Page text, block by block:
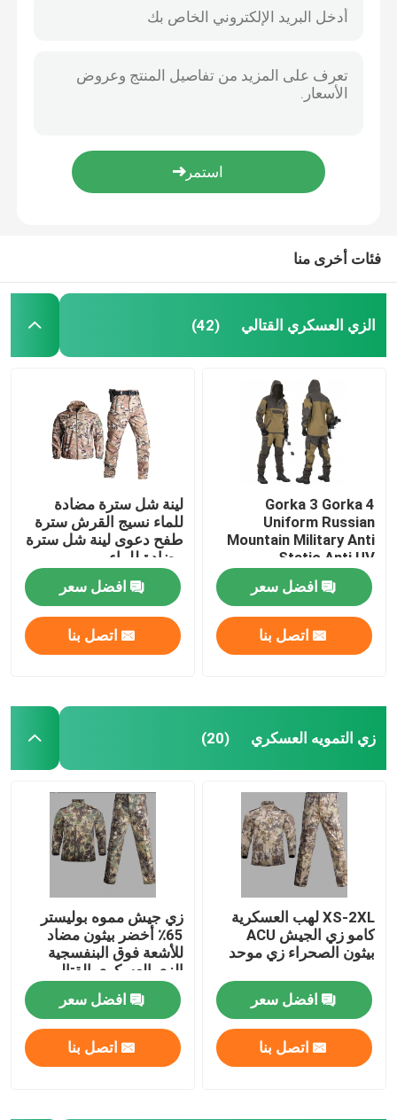
فئات أخرى منا
الزي العسكري القتالي (42)
Gorka 3 Gorka 4
Uniform Russian
Mountain Military Anti
Static Anti UV
افضل سعر
اتصل بنا
لينة شل سترة مضادة
للماء نسيج القرش سترة
طفح دعوى لينة شل سترة
مضادة للماء
افضل سعر
اتصل بنا
زي التمويه العسكري (20)
XS-2XL لهب العسكرية
كامو زي الجيش ACU
بيثون الصحراء زي موحد
افضل سعر
اتصل بنا
زي جيش مموه بوليستر
65٪ أخضر بيثون مضاد
للأشعة فوق البنفسجية
الزي العسكري القتالي
افضل سعر
اتصل بنا